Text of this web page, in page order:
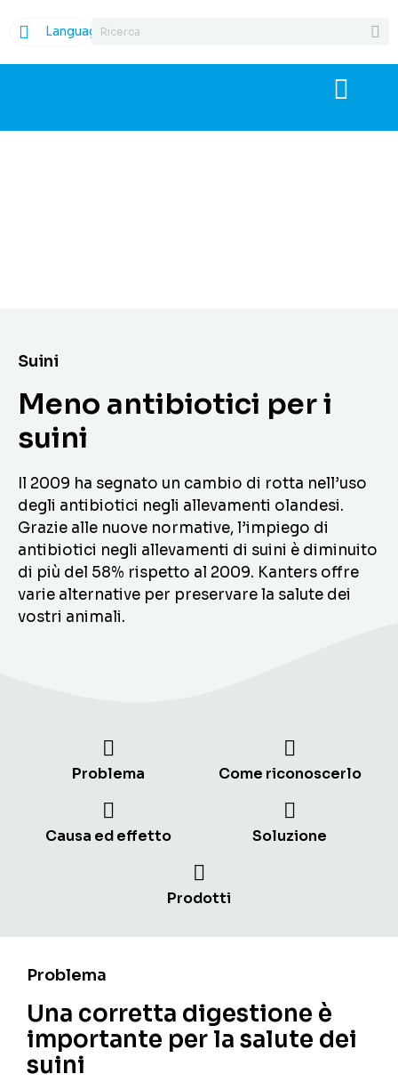
Language
Suini
Meno antibiotici per i
suini
Il 2009 ha segnato un cambio di rotta nell’uso
degli antibiotici negli allevamenti olandesi.
Grazie alle nuove normative, l’impiego di
antibiotici negli allevamenti di suini è diminuito
di più del 58% rispetto al 2009. Kanters offre
varie alternative per preservare la salute dei
vostri animali.
Problema Come riconoscerlo
Causa ed effetto Soluzione
Prodotti
Problema
Una corretta digestione è
importante per la salute dei
suini